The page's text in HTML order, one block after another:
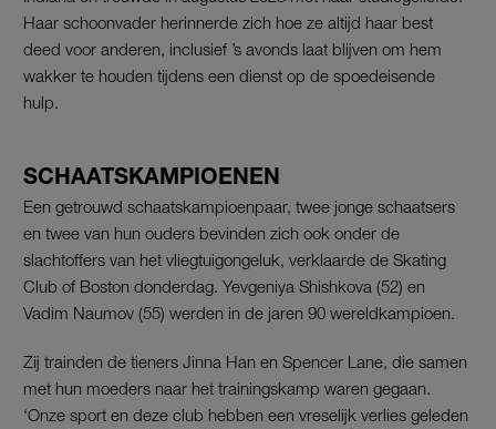
Haar schoonvader herinnerde zich hoe ze altijd haar best
deed voor anderen, inclusief ’s avonds laat blijven om hem
wakker te houden tijdens een dienst op de spoedeisende
hulp.
SCHAATSKAMPIOENEN
Een getrouwd schaatskampioenpaar, twee jonge schaatsers
en twee van hun ouders bevinden zich ook onder de
slachtoffers van het vliegtuigongeluk, verklaarde de Skating
Club of Boston donderdag. Yevgeniya Shishkova (52) en
Vadim Naumov (55) werden in de jaren 90 wereldkampioen.
Zij trainden de tieners Jinna Han en Spencer Lane, die samen
met hun moeders naar het trainingskamp waren gegaan.
‘Onze sport en deze club hebben een vreselijk verlies geleden